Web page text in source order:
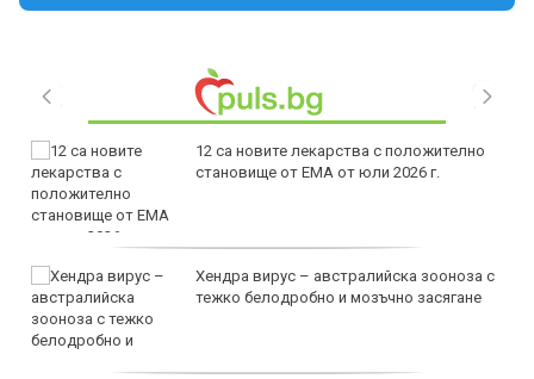
12 са новите лекарства с положително
становище от ЕМА от юли 2026 г.
Хендра вирус – австралийска зооноза с
тежко белодробно и мозъчно засягане